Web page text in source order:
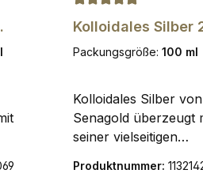
von 5 von 5 Sternen
Durchschnittliche
Kolloidales Silber
ppm, 100 ml
Packungsgröße:100 ml
Kolloidales Silber von
Senagold überzeugt
seiner vielseitigen
höchstmöglichen
Produktnummer: